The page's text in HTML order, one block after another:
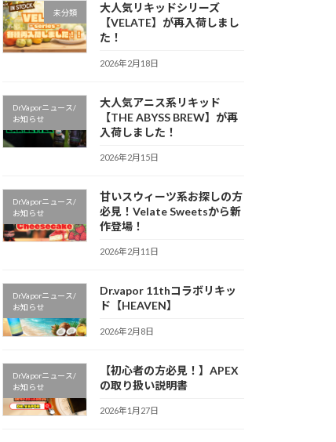
未分類
大人気リキッドシリーズ
【VELATE】が再入荷しまし
た！
2026年2月18日
Dr.Vaporニュース/
お知らせ
大人気アニス系リキッド
【THE ABYSS BREW】が再
入荷しました！
2026年2月15日
Dr.Vaporニュース/
お知らせ
甘いスウィーツ系お探しの方
必見！Velate Sweetsから新
作登場！
2026年2月11日
Dr.Vaporニュース/
お知らせ
Dr.vapor 11thコラボリキッ
ド【HEAVEN】
2026年2月8日
Dr.Vaporニュース/
お知らせ
【初心者の方必見！】APEX
の取り扱い説明書
2026年1月27日